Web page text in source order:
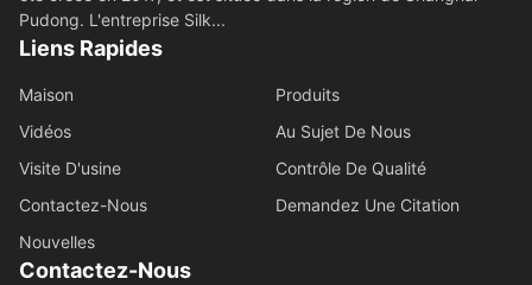
Pudong. L'entreprise Silk...
Liens Rapides
Maison
Produits
Vidéos
Au Sujet De Nous
Visite D'usine
Contrôle De Qualité
Contactez-Nous
Demandez Une Citation
Nouvelles
Contactez-Nous